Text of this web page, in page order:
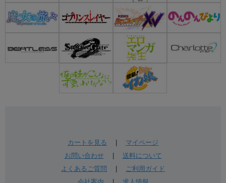
カートを見る
マイページ
お問い合わせ| 送料について
よくあるご質問
ご利用ガイド